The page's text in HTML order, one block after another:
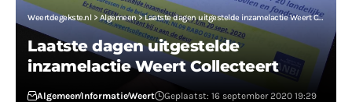
Weertdegekste.nl > Algemeen>Laatste dagen uitgestelde inzamelactie Weert Collecteert
Laatste dagen uitgestelde
inzamelactie Weert Collecteert
AlgemeenInformatieWeert
Geplaatst: 16 september 2020 19:29